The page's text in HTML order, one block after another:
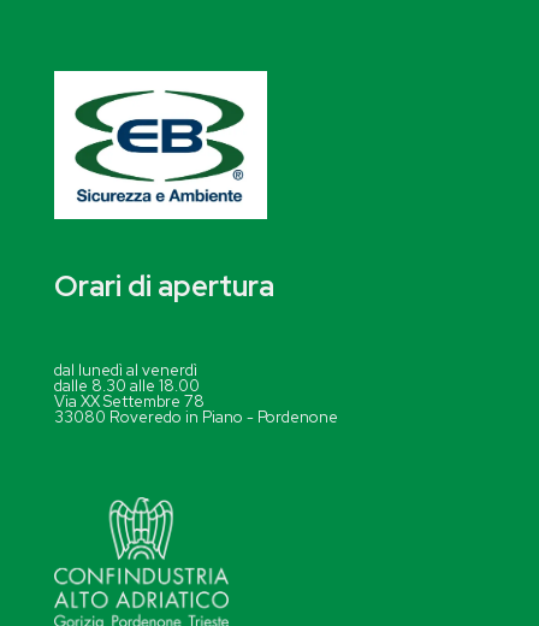
Orari di apertura
dal lunedì al venerdì
dalle 8.30 alle 18.00
Via XX Settembre 78
33080 Roveredo in Piano - Pordenone